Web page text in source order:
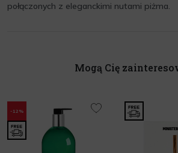
połączonych z eleganckimi nutami piżma.
Mogą Cię
-12%